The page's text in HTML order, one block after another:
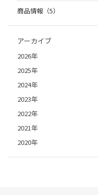
商品情報（5）
アーカイブ
2026年
2025年
2024年
2023年
2022年
2021年
2020年